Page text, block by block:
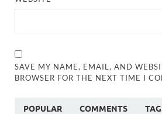
SAVE MY NAME, EMAIL, AND
BROWSER FOR THE NEXT TIME I
POPULAR COMMENTS